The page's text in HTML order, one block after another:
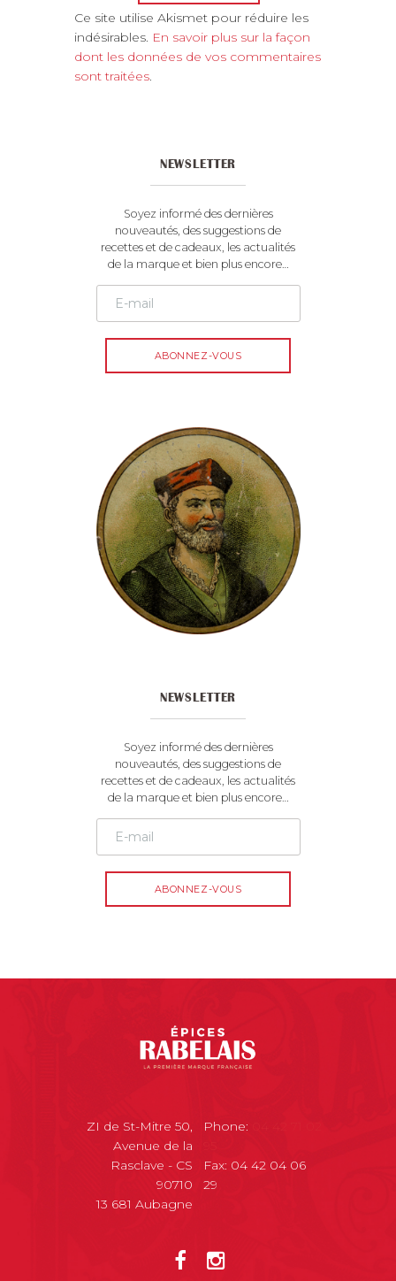
A
l
t
e
Ce site utilise Akismet pour réduire les
indésirables. En savoir plus sur la façon
dont les données de vos commentaires
sont traitées.
NEWSLETTER
Soyez informé des dernières
nouveautés, des suggestions de
recettes et de cadeaux, les actualités
de la marque et bien plus encore…
NEWSLETTER
Soyez informé des dernières
nouveautés, des suggestions de
recettes et de cadeaux, les actualités
de la marque et bien plus encore…
Phone:
Fax: 04 42 04 06
29
ZI de St-Mitre 50,
Avenue de la
Rasclave - CS
90710
13 681 Aubagne